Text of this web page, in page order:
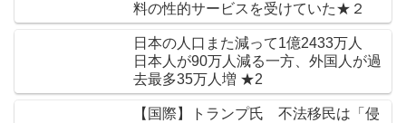
料の性的サービスを受けていた★２
日本の人口また減って1億2433万人
日本人が90万人減る一方、外国人が過
去最多35万人増 ★2
【国際】トランプ氏 不法移民は「侵